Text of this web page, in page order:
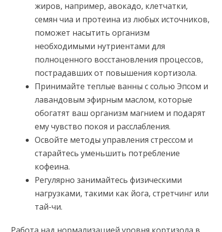
жиров, например, авокадо, клетчатки,
семян чиа и протеина из любых источников,
поможет насытить организм
необходимыми нутриентами для
полноценного восстановления процессов,
пострадавших от повышения кортизола.
Принимайте теплые ванны с солью Эпсом и
лавандовым эфирным маслом, которые
обогатят ваш организм магнием и подарят
ему чувство покоя и расслабления.
Освойте методы управления стрессом и
старайтесь уменьшить потребление
кофеина.
Регулярно занимайтесь физическими
нагрузками, такими как йога, стретчинг или
тай-чи.